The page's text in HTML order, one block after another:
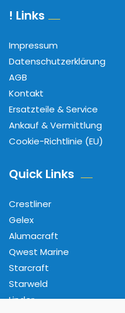
! Links
Impressum
Datenschutzerklärung
AGB
Kontakt
Ersatzteile & Service
Ankauf & Vermittlung
Cookie-Richtlinie (EU)
Quick Links
Crestliner
Gelex
Alumacraft
Qwest Marine
Starcraft
Starweld
Linder